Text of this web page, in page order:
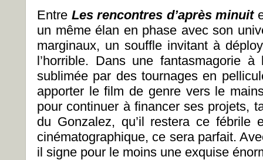
Entre Les rencontres d’après minuit
un même élan en phase avec son
marginaux, un souffle invitant à
l’horrible. Dans une fantasmagorie
sublimée par des tournages en
apporter le film de genre vers le
pour continuer à financer ses projets,
du Gonzalez, qu’il restera ce fébrile
cinématographique, ce sera parfait.
il signe pour le moins une exquise